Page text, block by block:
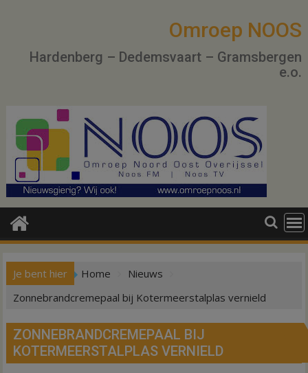
Omroep NOOS
Hardenberg – Dedemsvaart – Gramsbergen
e.o.
Je bent hier Home
Nieuws
Zonnebrandcremepaal bij Kotermeerstalplas vernield
ZONNEBRANDCREMEPAAL BIJ
KOTERMEERSTALPLAS VERNIELD